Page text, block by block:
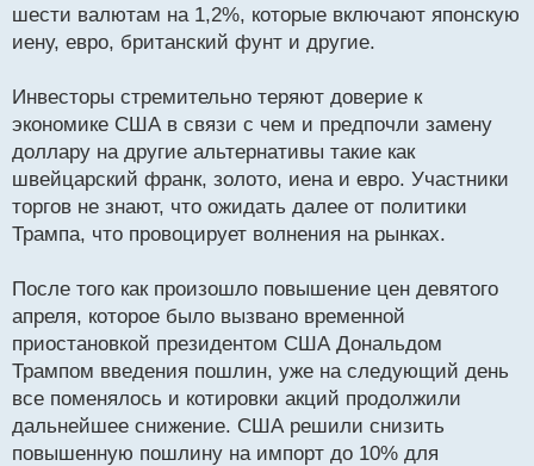
шести валютам на 1,2%, которые включают японскую
иену, евро, британский фунт и другие.
Инвесторы стремительно теряют доверие к
экономике США в связи с чем и предпочли замену
доллару на другие альтернативы такие как
швейцарский франк, золото, иена и евро. Участники
торгов не знают, что ожидать далее от политики
Трампа, что провоцирует волнения на рынках.
После того как произошло повышение цен девятого
апреля, которое было вызвано временной
приостановкой президентом США Дональдом
Трампом введения пошлин, уже на следующий день
все поменялось и котировки акций продолжили
дальнейшее снижение. США решили снизить
повышенную пошлину на импорт до 10% для